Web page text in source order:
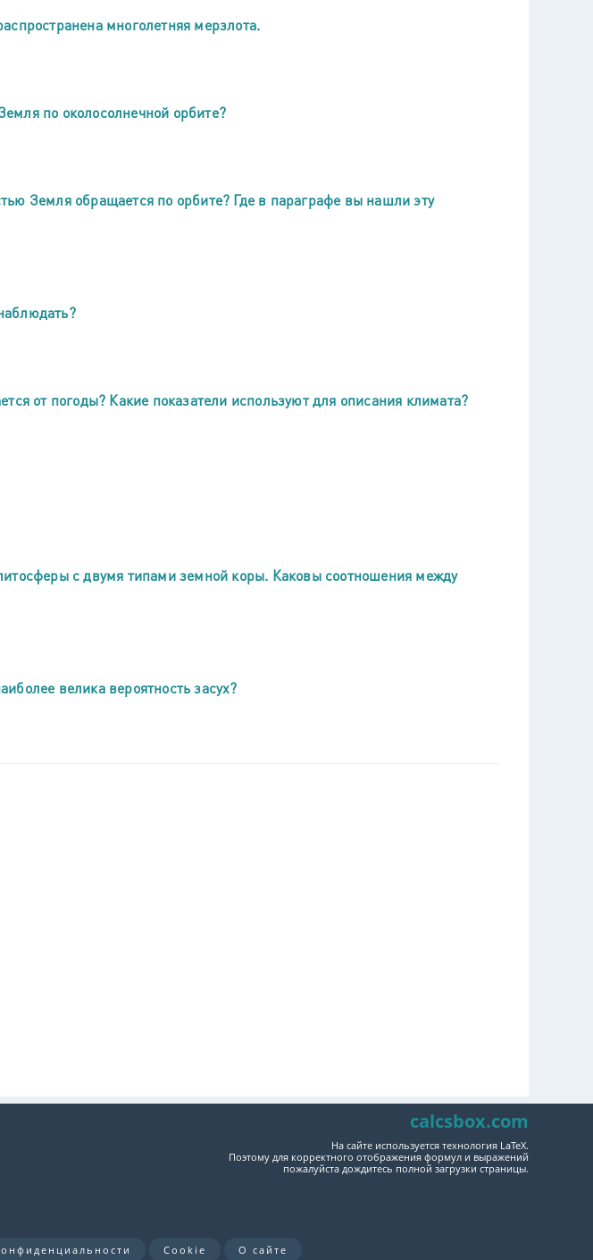
многолетняя мерзлота.
по околосолнечной орбите?
Земля обращается по орбите? Где в параграфе вы нашли эту
от погоды? Какие показатели используют для описания климата?
с двумя типами земной коры. Каковы соотношения между
велика вероятность засух?
calcsbox.com
На сайте используется технология LaTeX.
Поэтому для корректного отображения формул и выражений
пожалуйста дождитесь полной загрузки страницы.
Cookie О сайте